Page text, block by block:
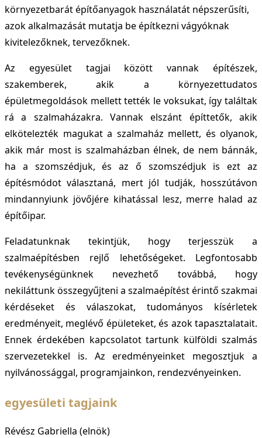
környezetbarát építőanyagok használatát népszerűsíti,
azok alkalmazását mutatja be építkezni vágyóknak
kivitelezőknek, tervezőknek.
Az egyesület tagjai között vannak építészek,
szakemberek, akik a környezettudatos
épületmegoldások mellett tették le voksukat, így találtak
rá a szalmaházakra. Vannak elszánt építtetők, akik
elkötelezték magukat a szalmaház mellett, és olyanok,
akik már most is szalmaházban élnek, de nem bánnák,
ha a szomszédjuk, és az ő szomszédjuk is ezt az
építésmódot választaná, mert jól tudják, hosszútávon
mindannyiunk jövőjére kihatással lesz, merre halad az
építőipar.
Feladatunknak tekintjük, hogy terjesszük a
szalmaépítésben rejlő lehetőségeket. Legfontosabb
tevékenységünknek nevezhető továbbá, hogy
nekiláttunk összegyűjteni a szalmaépítést érintő szakmai
kérdéseket és válaszokat, tudományos kísérletek
eredményeit, meglévő épületeket, és azok tapasztalatait.
Ennek érdekében kapcsolatot tartunk külföldi szalmás
szervezetekkel is. Az eredményeinket megosztjuk a
nyilvánossággal, programjainkon, rendezvényeinken.
egyesületi tagjaink
Révész Gabriella (elnök)